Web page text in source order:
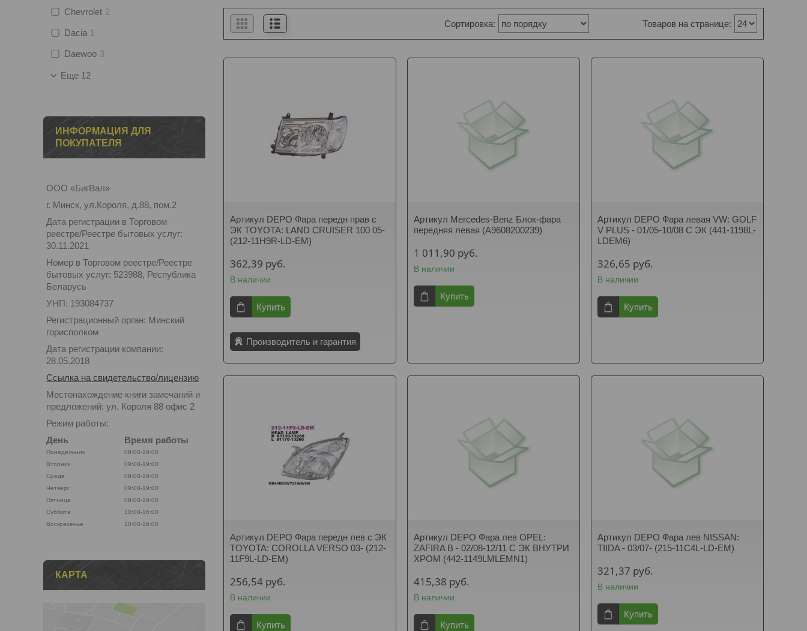
Артикул DEPO Фара передн прав с
ЭК TOYOTA: LAND CRUISER 100 05-
(212-11H9R-LD-EM)
362,39 руб.
В наличии
Купить
Производитель и гарантия
Артикул Mercedes-Benz Блок-фара
передняя левая (A9608200239)
1 011,90 руб.
В наличии
Купить
Артикул DEPO Фара левая VW: GOLF
V PLUS - 01/05-10/08 C ЭК (441-1198L-
LDEM6)
326,65 руб.
В наличии
Купить
Артикул DEPO Фара передн лев с ЭК
TOYOTA: COROLLA VERSO 03- (212-
11F9L-LD-EM)
256,54 руб.
В наличии
Купить
Артикул DEPO Фара лев OPEL:
ZAFIRA B - 02/08-12/11 C ЭК ВНУТРИ
ХРОМ (442-1149LMLEMN1)
415,38 руб.
В наличии
Купить
Артикул DEPO Фара лев NISSAN:
TIIDA - 03/07- (215-11C4L-LD-EM)
321,37 руб.
В наличии
Купить
Chevrolet 2
Dacia 1
Daewoo 3
Еще 12
ИНФОРМАЦИЯ ДЛЯ
ПОКУПАТЕЛЯ
ООО «БигВал»
г. Минск, ул.Короля, д.88, пом.2
Дата регистрации в Торговом
реестре/Реестре бытовых услуг:
30.11.2021
Номер в Торговом реестре/Реестре
бытовых услуг: 523988, Республика
Беларусь
УНП: 193084737
Регистрационный орган: Минский
горисполком
Дата регистрации компании:
28.05.2018
Ссылка на свидетельство/лицензию
Местонахождение книги замечаний и
предложений: ул. Короля 88 офис 2
Режим работы:
День
Время работы
Понедельник
09:00-19:00
Вторник
09:00-19:00
Среда
09:00-19:00
Четверг
09:00-19:00
Пятница
09:00-19:00
Суббота
10:00-16:00
Воскресенье
10:00-16:00
КАРТА